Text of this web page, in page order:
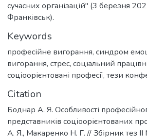
сучасних організацій" (3 березня
Франківськ).
Keywords
професійне вигорання, синдром
вигорання, стрес, соціальний
соціоорієнтовані професії, тези
Citation
Боднар А. Я. Особливості
представників соціоорієнтованих
А. Я., Макаренко Н. Г. // Збірник тез